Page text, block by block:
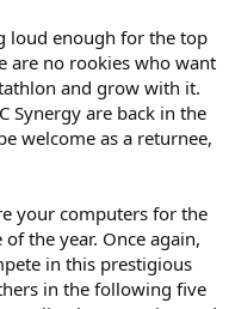
loud enough for the top
are no rookies who want
and grow with it.
Synergy are back in the
welcome as a returnee,
your computers for the
the year. Once again,
in this prestigious
in the following five